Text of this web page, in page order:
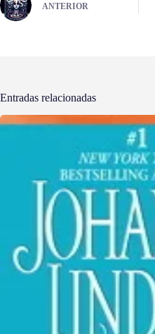
ANTERIOR
Entradas relacionadas